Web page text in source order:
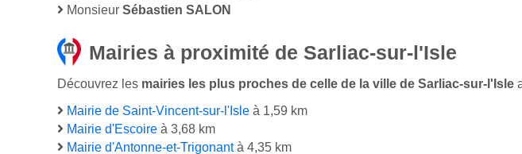
Monsieur Sébastien SALON
Mairies à proximité de Sarliac-sur-l'Isle
Découvrez les mairies les plus proches de celle de la ville de Sarliac-sur-l'Isle
Mairie de Saint-Vincent-sur-l'Isle à 1,59 km
Mairie d'Escoire à 3,68 km
Mairie d'Antonne-et-Trigonantà 4,35 km